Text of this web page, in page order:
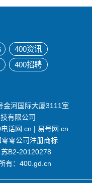
400资讯
400招聘
金河国际大厦3111室
有限公司
话网.cn | 易号网.cn
零公司注册商标
苏B2-20120278
有：400.gd.cn